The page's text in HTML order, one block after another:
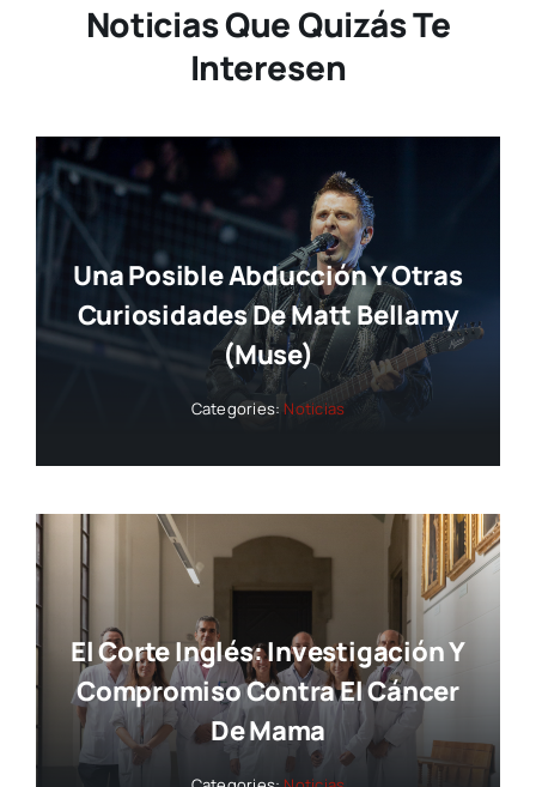
Noticias Que Quizás Te
Interesen
Una Posible Abducción Y Otras
Curiosidades De Matt Bellamy
(Muse)
Categories: Noticias
El Corte Inglés: Investigación Y
Compromiso Contra El Cáncer
De Mama